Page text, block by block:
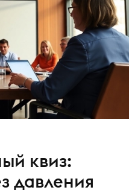
квиз:
давления